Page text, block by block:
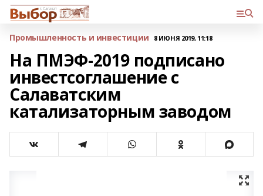
Промышленность и инвестиции 8 ИЮНЯ 2019, 11:18
На ПМЭФ-2019 подписано
инвестсоглашение с
Салаватским
катализаторным заводом